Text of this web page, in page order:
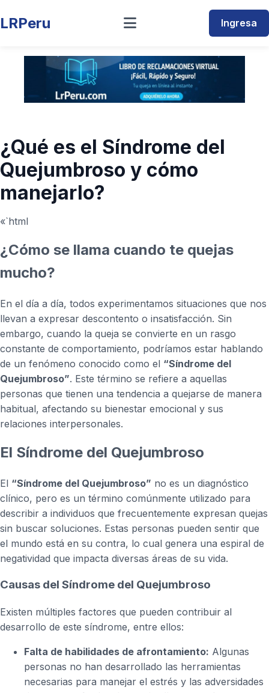
LRPeru Ingresa
¿Qué es el Síndrome del
Quejumbroso y cómo
manejarlo?
«`html
¿Cómo se llama cuando te quejas
mucho?
En el día a día, todos experimentamos situaciones que nos
llevan a expresar descontento o insatisfacción. Sin
embargo, cuando la queja se convierte en un rasgo
constante de comportamiento, podríamos estar hablando
de un fenómeno conocido como el “Síndrome del
Quejumbroso”. Este término se refiere a aquellas
personas que tienen una tendencia a quejarse de manera
habitual, afectando su bienestar emocional y sus
relaciones interpersonales.
El Síndrome del Quejumbroso
El “Síndrome del Quejumbroso” no es un diagnóstico
clínico, pero es un término comúnmente utilizado para
describir a individuos que frecuentemente expresan quejas
sin buscar soluciones. Estas personas pueden sentir que
el mundo está en su contra, lo cual genera una espiral de
negatividad que impacta diversas áreas de su vida.
Causas del Síndrome del Quejumbroso
Existen múltiples factores que pueden contribuir al
desarrollo de este síndrome, entre ellos:
Falta de habilidades de afrontamiento: Algunas
personas no han desarrollado las herramientas
necesarias para manejar el estrés y las adversidades